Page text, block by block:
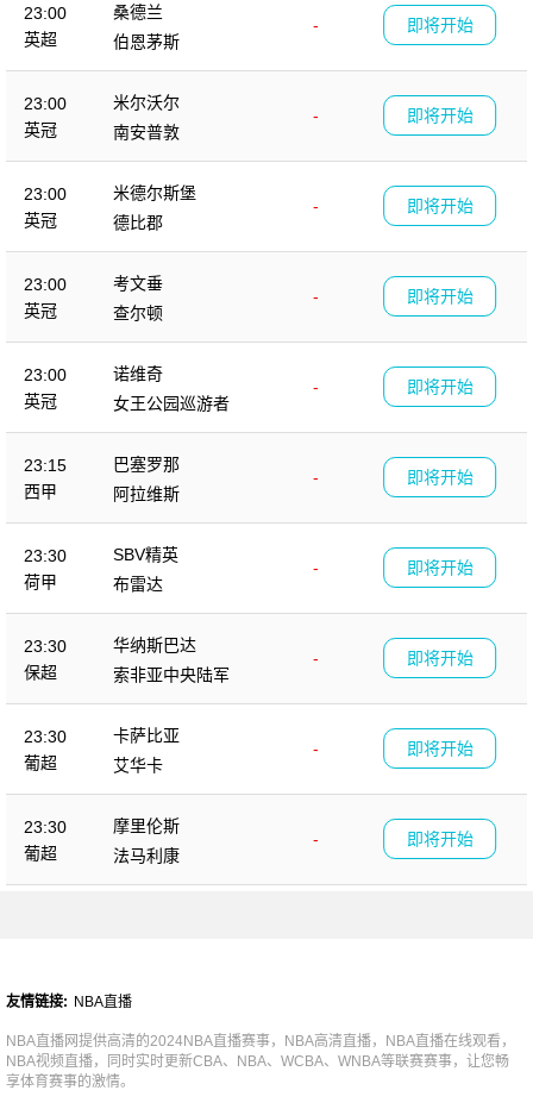
23:00
英超
桑德兰
-
伯恩茅斯
即将开始
23:00
英冠
米尔沃尔
-
南安普敦
即将开始
23:00
英冠
米德尔斯堡
-
德比郡
即将开始
23:00
英冠
考文垂
-
查尔顿
即将开始
23:00
英冠
诺维奇
-
女王公园巡游者
即将开始
23:15
西甲
巴塞罗那
-
阿拉维斯
即将开始
23:30
荷甲
SBV精英
-
布雷达
即将开始
23:30
保超
华纳斯巴达
-
索非亚中央陆军
即将开始
23:30
葡超
卡萨比亚
-
艾华卡
即将开始
23:30
葡超
摩里伦斯
-
法马利康
即将开始
友情链接: NBA直播
NBA直播网提供高清的2024NBA直播赛事，NBA高清直播，NBA直播在线观看，
NBA视频直播，同时实时更新CBA、NBA、WCBA、WNBA等联赛赛事，让您畅
享体育赛事的激情。